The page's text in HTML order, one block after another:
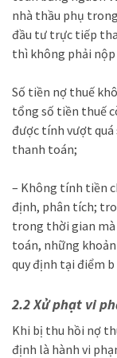
nhà thầu phụ
đầu tư trực tiếp
thì không phải
Số tiền nợ thuế
tổng số tiền thuế
được tính vượt quá
thanh toán;
– Không tính tiền
định, phân tích;
trong thời gian mà
toán, những
quy định tại điểm b
2.2 Xử phạt vi
Khi bị thu hồi nợ
định là hành vi